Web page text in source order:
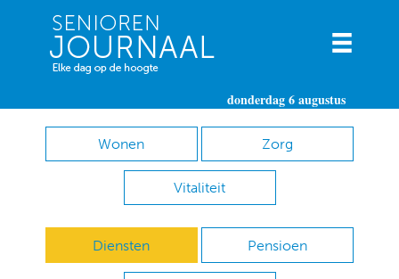
donderdag 6 augustus
Wonen Zorg
Vitaliteit
Diensten Pensioen